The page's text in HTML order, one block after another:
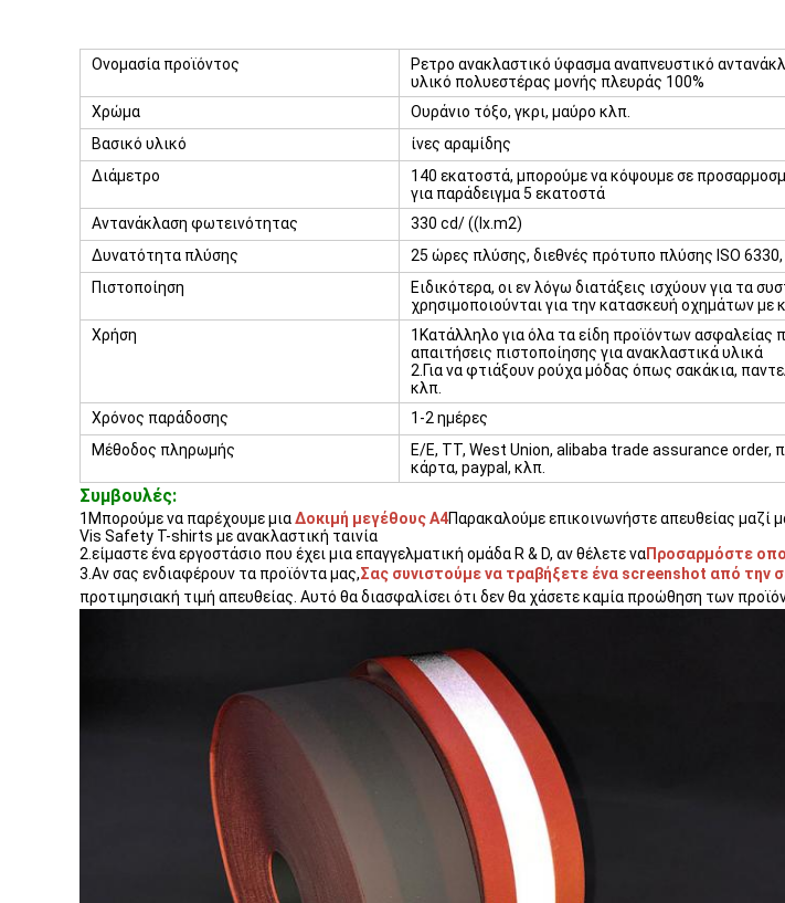
Ονομασία προϊόντος
Ρετρο ανακλαστικό ύφασμα αναπνευστικό
υλικό πολυεστέρας μονής πλευράς 100%
Χρώμα
Ουράνιο τόξο, γκρι, μαύρο κλπ.
Βασικό υλικό
ίνες αραμίδης
Διάμετρο
140 εκατοστά, μπορούμε να κόψουμε σε
για παράδειγμα 5 εκατοστά
Αντανάκλαση φωτεινότητας
330 cd/ ((lx.m2)
Δυνατότητα πλύσης
25 ώρες πλύσης, διεθνές πρότυπο πλύσης ISO 6330,
Πιστοποίηση
Ειδικότερα, οι εν λόγω διατάξεις ισχύουν για τα
χρησιμοποιούνται για την κατασκευή οχημάτων με
Χρήση
1Κατάλληλο για όλα τα είδη προϊόντων ασφαλείας
απαιτήσεις πιστοποίησης για ανακλαστικά υλικά
2.Για να φτιάξουν ρούχα μόδας όπως σακάκια,
κλπ.
Χρόνος παράδοσης
1-2 ημέρες
Μέθοδος πληρωμής
Ε/Ε, TT, West Union, alibaba trade assurance order,
κάρτα, paypal, κλπ.
Συμβουλές:
1Μπορούμε να παρέχουμε μιαΔοκιμή μεγέθους Α4Παρακαλούμε επικοινωνήστε απευθείας μαζί
Vis Safety T-shirts με ανακλαστική ταινία
2.είμαστε ένα εργοστάσιο που έχει μια επαγγελματική ομάδα R & D, αν θέλετε ναΠροσαρμόστε
3. Αν σας ενδιαφέρουν τα προϊόντα μας,Σας συνιστούμε να τραβήξετε ένα screenshot από την
προτιμησιακή τιμή απευθείας. Αυτό θα διασφαλίσει ότι δεν θα χάσετε καμία προώθηση των